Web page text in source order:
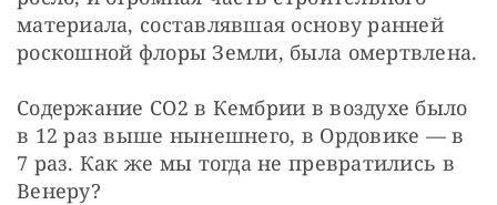
материала, составлявшая основу ранней
роскошной флоры Земли, была омертвлена.
Содержание CO2 в Кембрии в воздухе было
в 12 раз выше нынешнего, в Ордовике — в
7 раз. Как же мы тогда не превратились в
Венеру?